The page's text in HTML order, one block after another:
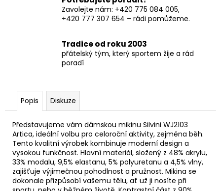
Zavolejte nám: +420 775 084 005,
+420 777 307 654 – rádi pomůžeme.
Tradice od roku 2003
přátelský tým, který sportem žije a rád
poradí
Popis Diskuze
Představujeme vám dámskou mikinu Silvini WJ2103
Artica, ideální volbu pro celoroční aktivity, zejména běh.
Tento kvalitní výrobek kombinuje moderní design a
vysokou funkčnost. Hlavní materiál, složený z 48% akrylu,
33% modalu, 9,5% elastanu, 5% polyuretanu a 4,5% vlny,
zajišťuje výjimečnou pohodlnost a pružnost. Mikina se
dokonale přizpůsobí vašemu tělu, ať už ji nosíte při